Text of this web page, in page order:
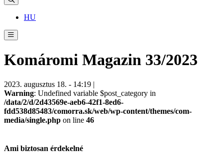
HU
Komáromi Magazin 33/2023
2023. augusztus 18. - 14:19 |
Warning: Undefined variable $post_category in
/data/2/d/2d43569e-aeb6-42f1-8ed6-
fdd538d85483/comorra.sk/web/wp-content/themes/com-
media/single.php on line 46
Ami biztosan érdekelné